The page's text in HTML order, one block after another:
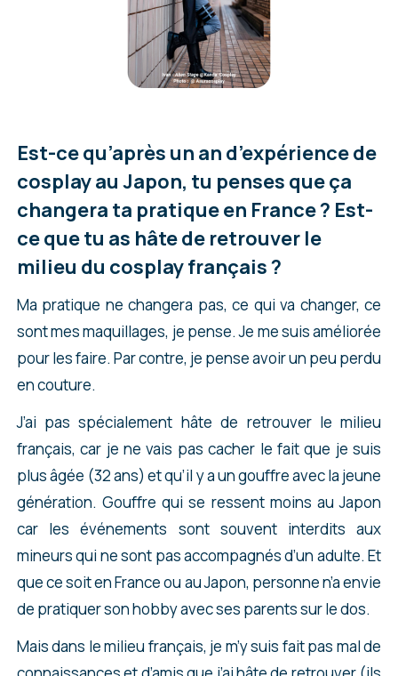
Est-ce qu’après un an d’expérience de
cosplay au Japon, tu penses que ça
changera ta pratique en France ? Est-
ce que tu as hâte de retrouver le
milieu du cosplay français ?
Ma pratique ne changera pas, ce qui va changer, ce
sont mes maquillages, je pense. Je me suis améliorée
pour les faire. Par contre, je pense avoir un peu perdu
en couture.
J’ai pas spécialement hâte de retrouver le milieu
français, car je ne vais pas cacher le fait que je suis
plus âgée (32 ans) et qu’il y a un gouffre avec la jeune
génération. Gouffre qui se ressent moins au Japon
car les événements sont souvent interdits aux
mineurs qui ne sont pas accompagnés d’un adulte. Et
que ce soit en France ou au Japon, personne n’a envie
de pratiquer son hobby avec ses parents sur le dos.
Mais dans le milieu français, je m’y suis fait pas mal de